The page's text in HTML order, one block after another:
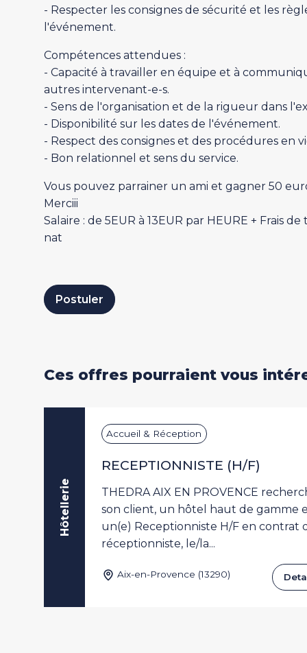
- Respecter les consignes de sécurité et les
l'événement.
Compétences attendues :
- Capacité à travailler en équipe et à
autres intervenant-e-s.
- Sens de l'organisation et de la rigueur dans
- Disponibilité sur les dates de l'événement.
- Respect des consignes et des procédures en
- Bon relationnel et sens du service.
Vous pouvez parrainer un ami et gagner 50
Merciii
Salaire : de 5EUR à 13EUR par HEURE + Frais
nat
Postuler
Ces offres pourraient vous
Hôtellerie
Accueil & Réception
RECEPTIONNISTE (H/F)
THEDRA AIX EN PROVENCE
son client, un hôtel haut de gamme
un(e) Receptionniste H/F en contrat
réceptionniste, le/la...
Aix-en-Provence (13290)